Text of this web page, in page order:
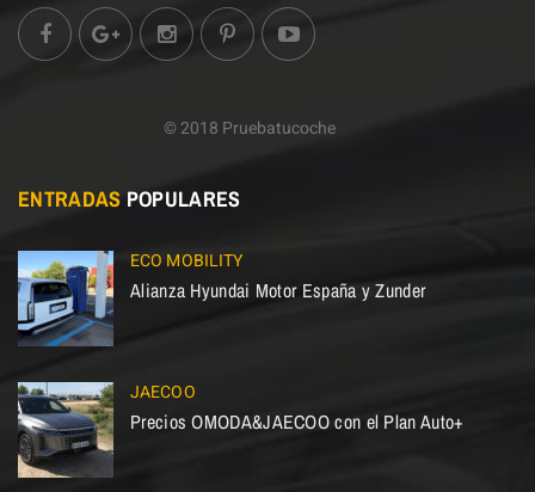
© 2018 Pruebatucoche
ENTRADAS POPULARES
ECO MOBILITY
Alianza Hyundai Motor España y Zunder
JAECOO
Precios OMODA&JAECOO con el Plan Auto+